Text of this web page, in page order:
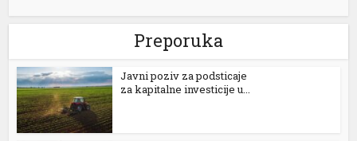
Preporuka
Јavni poziv za podsticaje
za kapitalne investicije u...